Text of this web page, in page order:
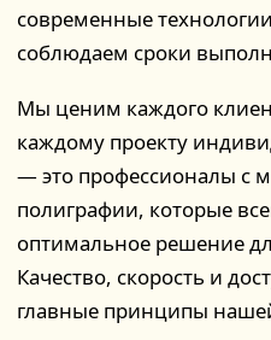
современные
соблюдаем сроки
Мы ценим каждого
каждому проекту
— это профессионалы с
полиграфии, которые
оптимальное решение
Качество, скорость и
главные принципы